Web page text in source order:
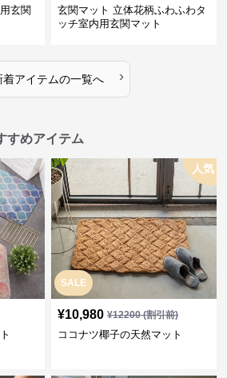
玄関
玄関マット 立体花柄ふわふわタ
ッチ室内用玄関マット
着アイテムの一覧へ ›
すめアイテム
SALE
人気
¥10,980 ¥12200(割引前)
ココナツ椰子の天然マット